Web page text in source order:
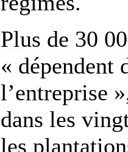
Plus de 30
« dépendent
l’entreprise
dans les
les